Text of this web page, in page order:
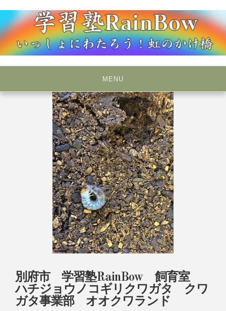
to
content
学習塾RainBow
MENU
別府市 学習塾RainBow 飼育室
ハチジョウノコギリクワガタ クワ
ガタ事業部 オオクワランド